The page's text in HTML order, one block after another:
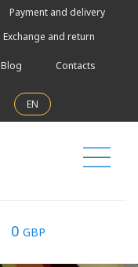
Payment and delivery
Exchange and return
Blog Contacts
EN
0 GBP